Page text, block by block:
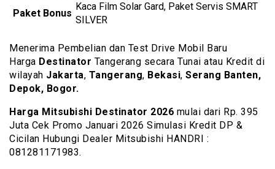
Paket Bonus
Kaca Film Solar Gard, Paket Servis SMART
SILVER
Menerima Pembelian dan Test Drive Mobil Baru
Harga Destinator Tangerang secara Tunai atau Kredit di
wilayah Jakarta, Tangerang, Bekasi, Serang Banten,
Depok, Bogor.
Harga Mitsubishi Destinator 2026 mulai dari Rp. 395
Juta Cek Promo Januari 2026 Simulasi Kredit DP &
Cicilan Hubungi Dealer Mitsubishi HANDRI :
081281171983.